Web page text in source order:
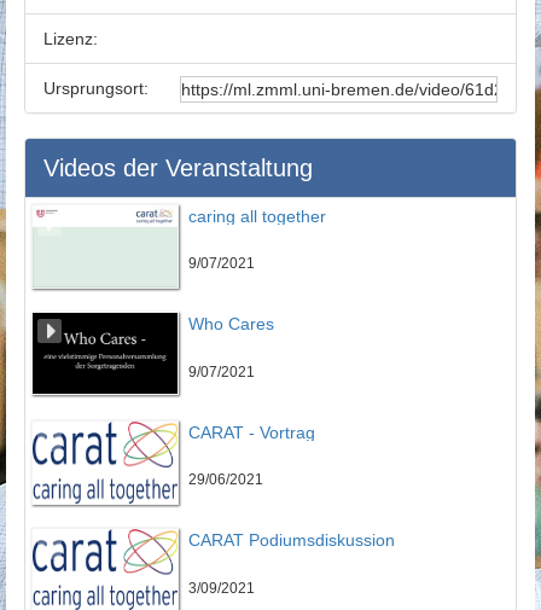
Lizenz:
Ursprungsort:
Videos der Veranstaltung
caring all together
9/07/2021
Who Cares
9/07/2021
CARAT - Vortrag
29/06/2021
CARAT Podiumsdiskussion
3/09/2021